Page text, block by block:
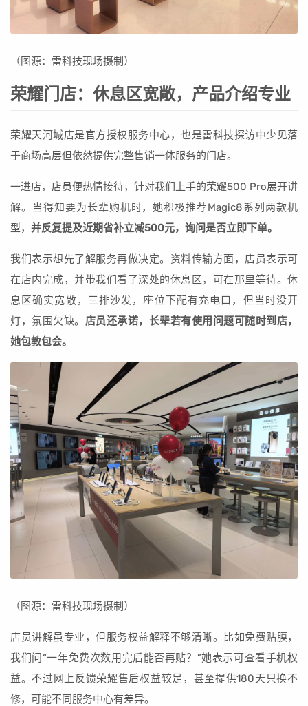
（图源：雷科技现场摄制）
荣耀门店：休息区宽敞，产品介绍专业
荣耀天河城店是官方授权服务中心，也是雷科技探访中少见落
于商场高层但依然提供完整售销一体服务的门店。
一进店，店员便热情接待，针对我们上手的荣耀500 Pro展开讲
解。当得知要为长辈购机时，她积极推荐Magic8系列两款机
型， 并反复提及近期省补立减500元，询问是否立即下单。
我们表示想先了解服务再做决定。资料传输方面，店员表示可
在店内完成，并带我们看了深处的休息区，可在那里等待。休
息区确实宽敞，三排沙发，座位下配有充电口，但当时没开
灯，氛围欠缺。 店员还承诺，长辈若有使用问题可随时到店，
她包教包会。
（图源：雷科技现场摄制）
店员讲解虽专业，但服务权益解释不够清晰。比如免费贴膜，
我们问“一年免费次数用完后能否再贴？”她表示可查看手机权
益。不过网上反馈荣耀售后权益较足，甚至提供180天只换不
修，可能不同服务中心有差异。